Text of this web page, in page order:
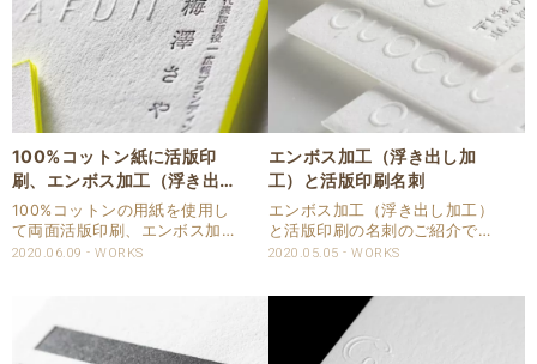
100%コットン紙に活版印
刷、エンボス加工（浮き出
し）、小口染め
100%コットンの用紙を使用し
て両面活版印刷、エンボス加工
（浮き出し）、小口染めと加工
ワイト 660×1016判 ..
2020.06.09 WORKS
エンボス加工（浮き出し加
工）と活版印刷名刺
エンボス加工（浮き出し加工）
と活版印刷の名刺のご紹介で
す。 コットン100%ニーナコッ
用した名刺となります。 ニーナ
コットン（旧クレーンレトラ）
の優しい表情と、エンボスでの
浮き出しと活版印刷で..
2020.05.05 WORKS